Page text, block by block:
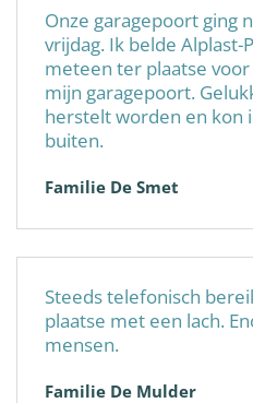
Onze garagepoort ging
vrijdag. Ik belde Alplast-
meteen ter plaatse
mijn garagepoort.
herstelt worden en kon
buiten.
Familie De Smet
Steeds telefonisch
plaatse met een lach.
mensen.
Familie De Mulder